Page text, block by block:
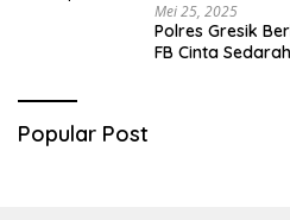
Mei 25, 2025
Polres Gresik
FB Cinta
Popular Post